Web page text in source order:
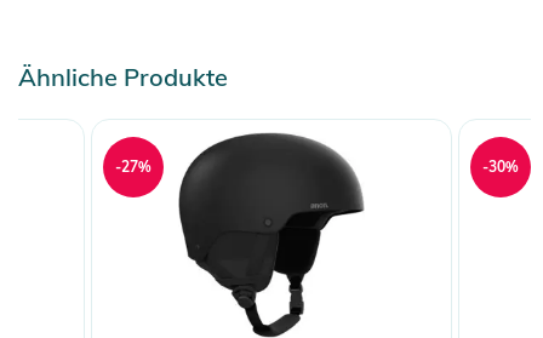
Ähnliche Produkte
-27% -30%